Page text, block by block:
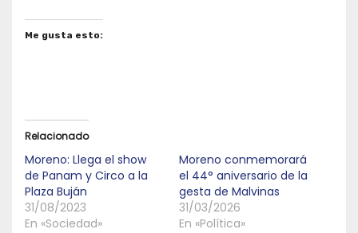
Me gusta esto:
Relacionado
Moreno: Llega el show
de Panam y Circo a la
Plaza Buján
31/08/2023
En «Sociedad»
Moreno conmemorará
el 44° aniversario de la
gesta de Malvinas
31/03/2026
En «Política»